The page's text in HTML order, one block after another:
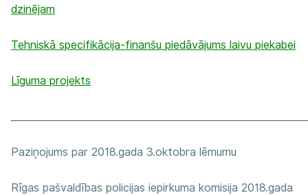
dzinējam
Tehniskā specifikācija-finanšu piedāvājums laivu piekabei
Līguma projekts
Paziņojums par 2018.gada 3.oktobra lēmumu
Rīgas pašvaldības policijas iepirkuma komisija 2018.gada